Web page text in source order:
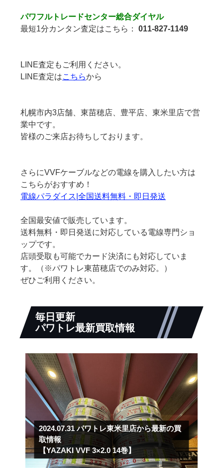
パワフルトレードセンター総合ダイヤル
最短1分カンタン査定はこちら：011-827-1149
LINE査定もご利用ください。
LINE査定はこちらから
札幌市内3店舗、東苗穂店、豊平店、東米里店で営
業中です。
皆様のご来店お待ちしております。
さらにVVFケーブルなどの電線を購入したい方は
こちらがおすすめ！
電線パラダイス|全国送料無料・即日発送
全国最安値で販売しています。
送料無料・即日発送に対応している電線専門ショ
ップです。
店頭受取も可能でカード決済にも対応していま
す。（※パワトレ東苗穂店でのみ対応。）
ぜひご利用ください。
毎日更新
パワトレ最新買取情報
2024.07.31パワトレ東米里店から最新の買
取情報
【YAZAKI VVF 3×2.0 14巻】